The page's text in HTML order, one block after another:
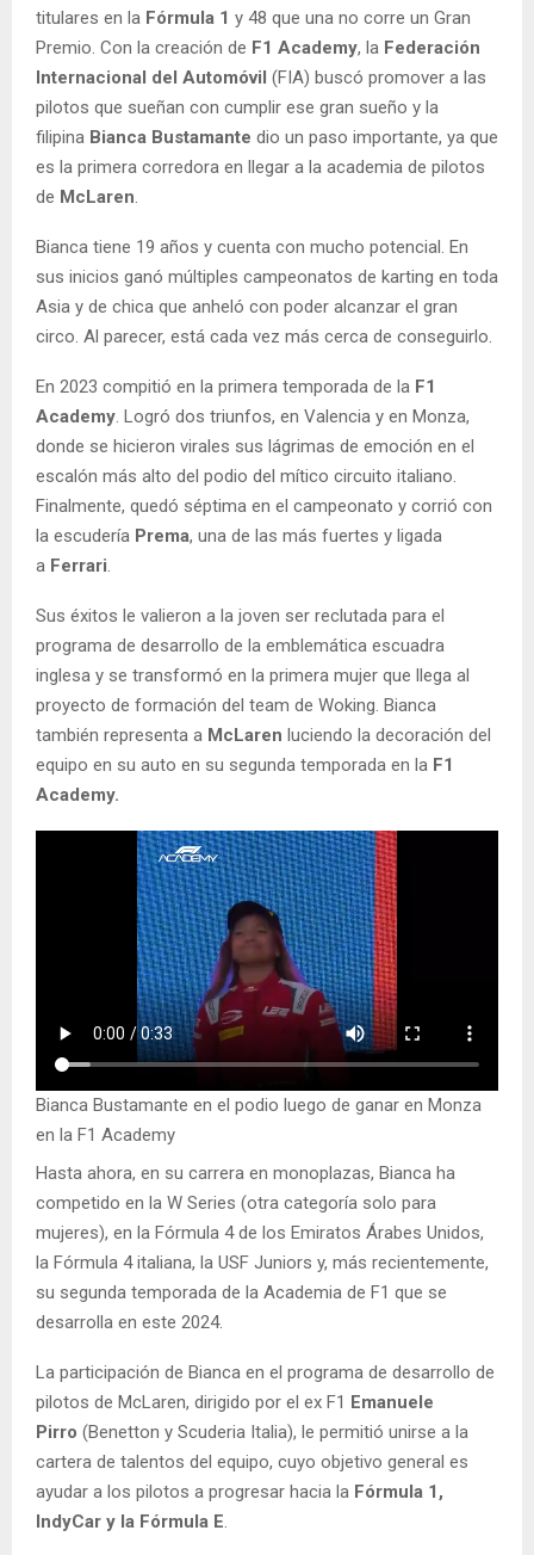
titulares en la Fórmula 1 y 48 que una no corre un Gran
Premio. Con la creación de F1 Academy, la Federación
Internacional del Automóvil (FIA) buscó promover a las
pilotos que sueñan con cumplir ese gran sueño y la
filipina Bianca Bustamante dio un paso importante, ya que
es la primera corredora en llegar a la academia de pilotos
de McLaren.
Bianca tiene 19 años y cuenta con mucho potencial. En
sus inicios ganó múltiples campeonatos de karting en toda
Asia y de chica que anheló con poder alcanzar el gran
circo. Al parecer, está cada vez más cerca de conseguirlo.
En 2023 compitió en la primera temporada de la F1
Academy. Logró dos triunfos, en Valencia y en Monza,
donde se hicieron virales sus lágrimas de emoción en el
escalón más alto del podio del mítico circuito italiano.
Finalmente, quedó séptima en el campeonato y corrió con
la escudería Prema, una de las más fuertes y ligada
a Ferrari.
Sus éxitos le valieron a la joven ser reclutada para el
programa de desarrollo de la emblemática escuadra
inglesa y se transformó en la primera mujer que llega al
proyecto de formación del team de Woking. Bianca
también representa a McLaren luciendo la decoración del
equipo en su auto en su segunda temporada en la F1
Academy.
Bianca Bustamante en el podio luego de ganar en Monza
en la F1 Academy
Hasta ahora, en su carrera en monoplazas, Bianca ha
competido en la W Series (otra categoría solo para
mujeres), en la Fórmula 4 de los Emiratos Árabes Unidos,
la Fórmula 4 italiana, la USF Juniors y, más recientemente,
su segunda temporada de la Academia de F1 que se
desarrolla en este 2024.
La participación de Bianca en el programa de desarrollo de
pilotos de McLaren, dirigido por el ex F1 Emanuele
Pirro (Benetton y Scuderia Italia), le permitió unirse a la
cartera de talentos del equipo, cuyo objetivo general es
ayudar a los pilotos a progresar hacia la Fórmula 1,
IndyCar y la Fórmula E.